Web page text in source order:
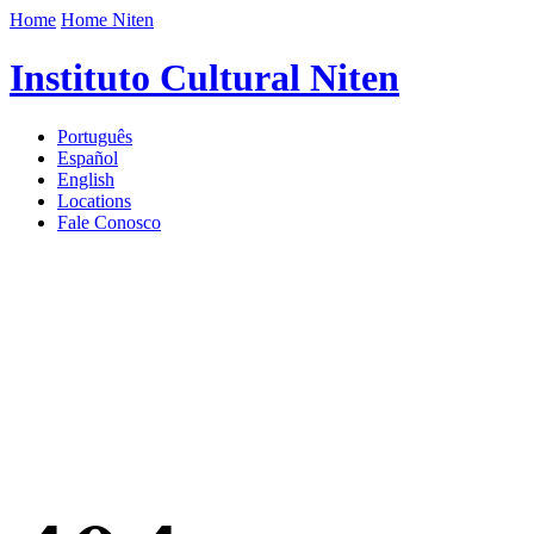
Home Home Niten
Instituto Cultural Niten
Português
Español
English
Locations
Fale Conosco